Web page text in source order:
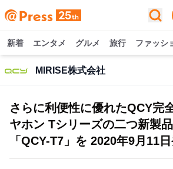
新着 エンタメ グルメ 旅行 ファッシ
MIRISE株式会社
さらに利便性に優れたQCY完
ヤホン Tシリーズの二つ新製品
「QCY-T7」を 2020年9月11